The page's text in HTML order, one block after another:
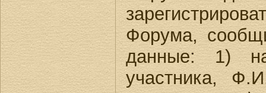
Форума,
данные: 1)
участника,